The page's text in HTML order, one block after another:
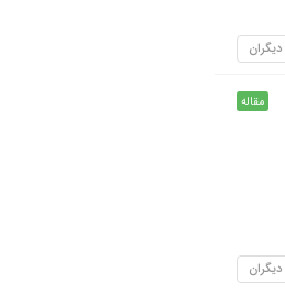
مقاله